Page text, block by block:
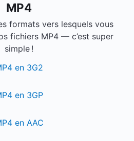
MP4
formats vers lesquels vous
fichiers MP4 — c’est super
simple !
en 3G2
en 3GP
en AAC